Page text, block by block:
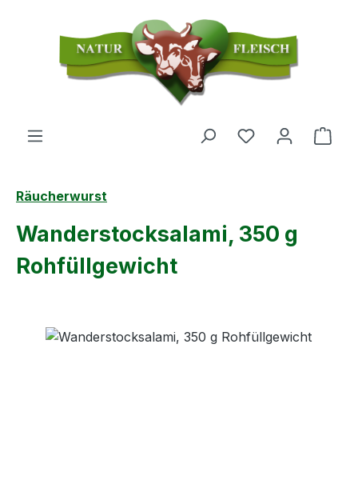
Zum Hauptinhalt springen
Du hast 0
Räucherwurst
Wanderstocksalami, 350 g
Rohfüllgewicht
Bildergalerie überspringen